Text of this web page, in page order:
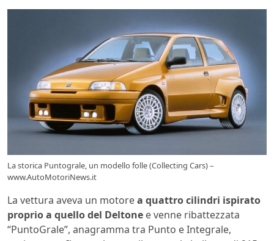
La storica Puntograle, un modello folle (Collecting Cars) –
www.AutoMotoriNews.it
La vettura aveva un motorea quattro cilindri ispirato
proprio a quello del Deltone e venne ribattezzata
“PuntoGrale”, anagramma tra Punto e Integrale,